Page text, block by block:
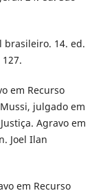
brasileiro. 14. ed.
em Recurso
julgado em
Agravo em
Joel Ilan
em Recurso